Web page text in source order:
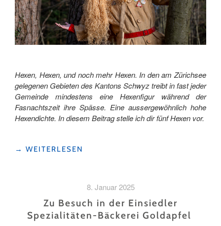
Hexen, Hexen, und noch mehr Hexen. In den am Zürichsee
gelegenen Gebieten des Kantons Schwyz treibt in fast jeder
Gemeinde mindestens eine Hexenfigur während der
Fasnachtszeit ihre Spässe. Eine aussergewöhnlich hohe
Hexendichte. In diesem Beitrag stelle ich dir fünf Hexen vor.
"«OH
→ WEITERLESEN
8. Januar 2025
Zu Besuch in der Einsiedler
Spezialitäten-Bäckerei Goldapfel